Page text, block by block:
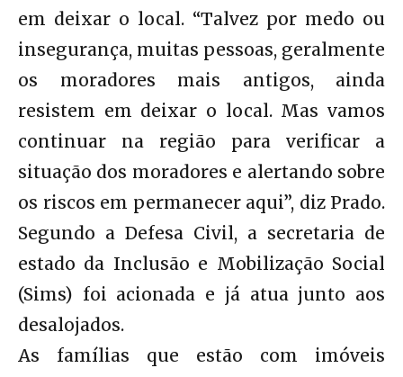
em deixar o local. “Talvez por medo ou
insegurança, muitas pessoas, geralmente
os moradores mais antigos, ainda
resistem em deixar o local. Mas vamos
continuar na região para verificar a
situação dos moradores e alertando sobre
os riscos em permanecer aqui”, diz Prado.
Segundo a Defesa Civil, a secretaria de
estado da Inclusão e Mobilização Social
(Sims) foi acionada e já atua junto aos
desalojados.
As famílias que estão com imóveis